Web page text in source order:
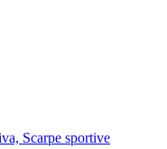
Scarpe sportive